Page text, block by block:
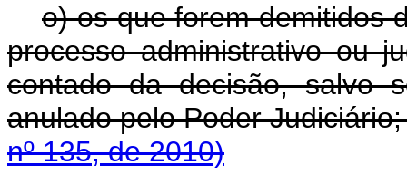
o) os que forem demitidos
processo administrativo ou
contado da decisão, salvo
anulado pelo Poder
nº 135, de 2010)